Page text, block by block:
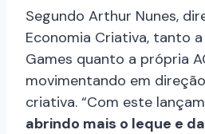
Segundo Arthur Nunes,
Economia Criativa, tanto
Games quanto a própria
movimentando em
criativa. “Com este
abrindo mais o leque e